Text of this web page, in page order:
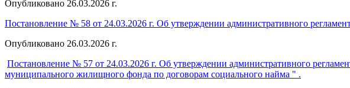
Опубликовано 26.03.2026 г.
Постановление № 58 от 24.03.2026 г. Об утверждении административного
Опубликовано 26.03.2026 г.
Постановление № 57 от 24.03.2026 г. Об утверждении административного
муниципального жилищного фонда по договорам социального найма " .